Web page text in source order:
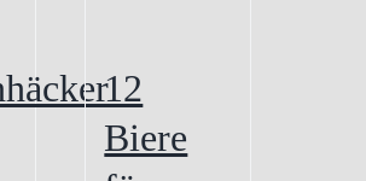
12
Biere